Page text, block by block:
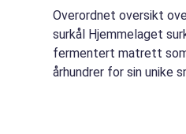
Overordnet oversikt
surkål Hjemmelaget
fermentert matrett
århundrer for sin unike